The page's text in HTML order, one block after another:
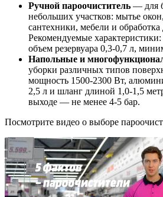
Ручной пароочиститель — для
небольших участков: мытье
сантехники, мебели и
Рекомендуемые
объем резервуара 0,3-0,7 л,
Напольные и
уборки различных типов
мощность 1500-2300 Вт,
2,5 л и шланг длиной 1,0-1,5
выходе — не менее 4-5 бар.
Посмотрите видео о выборе